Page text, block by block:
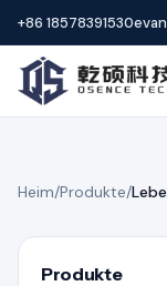
+86 18578391530
Heim/Produkte/
Produkte